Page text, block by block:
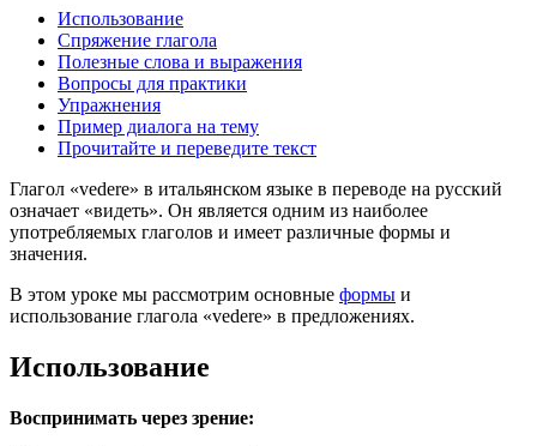
Использование
Спряжение глагола
Полезные слова и выражения
Вопросы для практики
Упражнения
Пример диалога на тему
Прочитайте и переведите текст
Глагол «vedere» в итальянском языке в переводе на русский
означает «видеть». Он является одним из наиболее
употребляемых глаголов и имеет различные формы и
значения.
В этом уроке мы рассмотрим основные формы и
использование глагола «vedere» в предложениях.
Использование
Воспринимать через зрение: